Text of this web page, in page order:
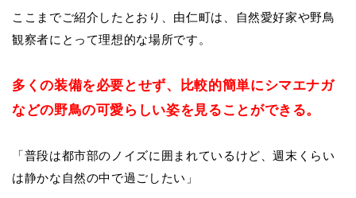
ここまでご紹介したとおり、由仁町は、自然愛好家や野鳥
観察者にとって理想的な場所です。
多くの装備を必要とせず、比較的簡単にシマエナガ
などの野鳥の可愛らしい姿を見ることができる。
「普段は都市部のノイズに囲まれているけど、週末くらい
は静かな自然の中で過ごしたい」